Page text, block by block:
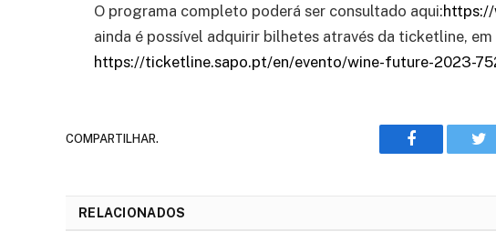
O programa completo poderá ser consultado aqui:
ainda é possível adquirir bilhetes através da ticketline, em
https://ticketline.sapo.pt/en/evento/wine-future-2023-
COMPARTILHAR. Facebook
RELACIONADOS